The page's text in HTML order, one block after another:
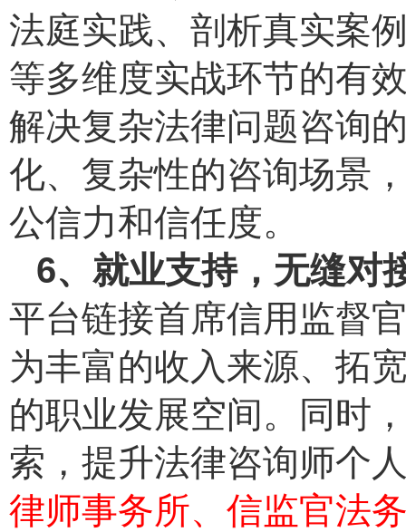
法庭实践、剖析真实案
等多维度实战环节的有
解决复杂法律问题咨询
化、复杂性的咨询场景
公信力和信任度。
6、就业支持，无缝对
平台链接首席信用监督
为丰富的收入来源、拓
的职业发展空间。同时
索，提升法律咨询师个
律师事务所、信监官法